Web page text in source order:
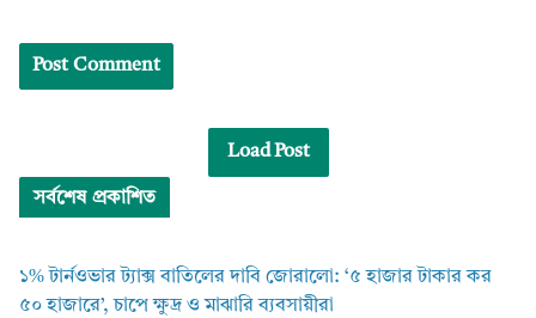
Load Post
সর্বশেষ প্রকাশিত
১% টার্নওভার ট্যাক্স বাতিলের দাবি জোরালো: ‘৫ হাজার টাকার কর
৫০ হাজারে’, চাপে ক্ষুদ্র ও মাঝারি ব্যবসায়ীরা